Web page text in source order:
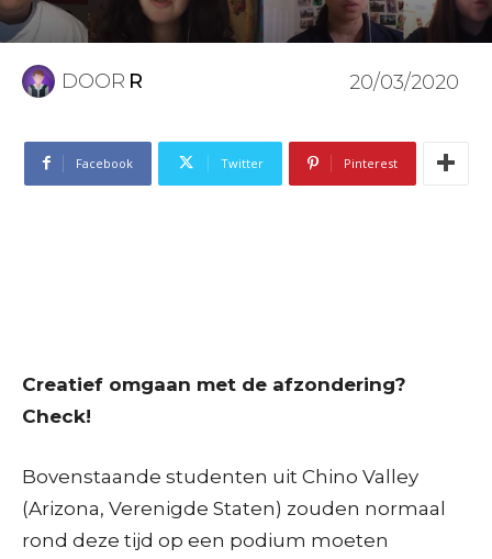
DOOR R 20/03/2020
Facebook Twitter Pinterest
Creatief omgaan met de afzondering?
Check!
Bovenstaande studenten uit Chino Valley
(Arizona, Verenigde Staten) zouden normaal
rond deze tijd op een podium moeten